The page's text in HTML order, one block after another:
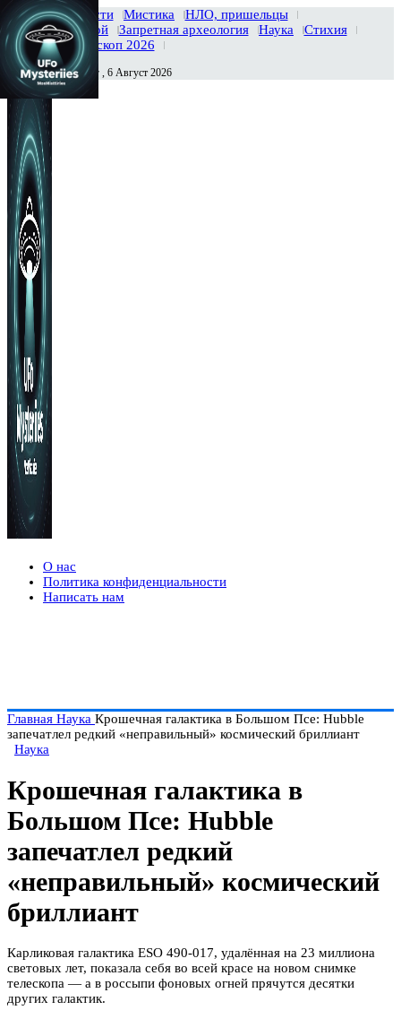
Главная Новости Мистика
НЛО, пришельцы
Тайны вселенной
Запретная археология Наука
Стихия
История
Гороскоп 2026
Сегодня Четверг , 6 Август 2026
О нас
Политика конфиденциальности
Написать нам
Главная Наука Крошечная галактика в Большом Псе: Hubble
запечатлел редкий «неправильный» космический бриллиант
Наука
Крошечная галактика в
Большом Псе: Hubble
запечатлел редкий
«неправильный» космический
бриллиант
Карликовая галактика ESO 490-017, удалённая на 23 миллиона
световых лет, показала себя во всей красе на новом снимке
телескопа — а в россыпи фоновых огней прячутся десятки
других галактик.